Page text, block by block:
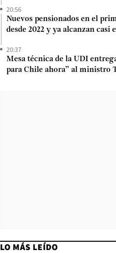
20:56
Nuevos pensionados en el
desde 2022 y ya alcanzan casi
20:37
Mesa técnica de la UDI
para Chile ahora” al ministro
LO MÁS LEÍDO